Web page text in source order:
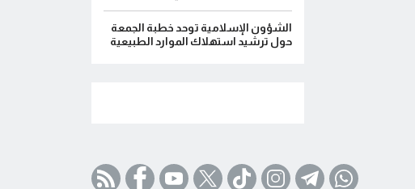
الشؤون الإسلامية توحد خطبة الجمعة
حول ترشيد استهلاك الموارد الطبيعية